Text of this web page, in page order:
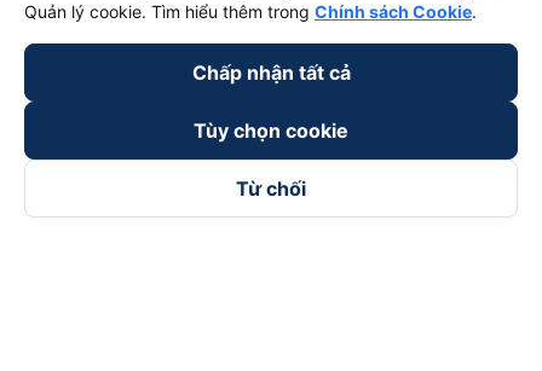
Quản lý cookie. Tìm hiểu thêm trong Chính sách Cookie.
Chấp nhận tất cả
Tùy chọn cookie
Từ chối